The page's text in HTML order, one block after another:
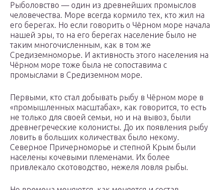
Рыболовство — один из древнейших промыслов
человечества. Море всегда кормило тех, кто жил на
его берегах. Но если говорить о Чёрном море начала
нашей эры, то на его берегах население было не
таким многочисленным, как в том же
Средиземноморье. И активность этого населения на
Чёрном море тоже была не сопоставима с
промыслами в Средиземном море.
Первыми, кто стал добывать рыбу в Чёрном море в
«промышленных масштабах», как говорится, то есть
не только для своей семьи, но и на вывоз, были
древнегреческие колонисты. До их появления рыбу
ловить в больших количествах было некому.
Северное Причерноморье и степной Крым были
населены кочевыми племенами. Их более
привлекало скотоводство, нежеля ловля рыбы.